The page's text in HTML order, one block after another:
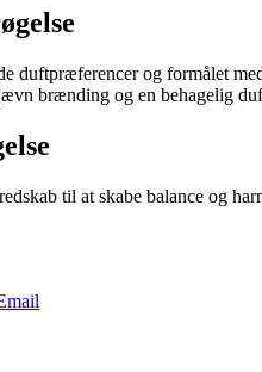
duftpræferencer og formålet
brænding og en behagelig
til at skabe balance og